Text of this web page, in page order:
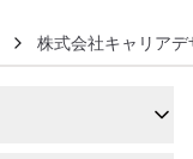
株式会社キャリア